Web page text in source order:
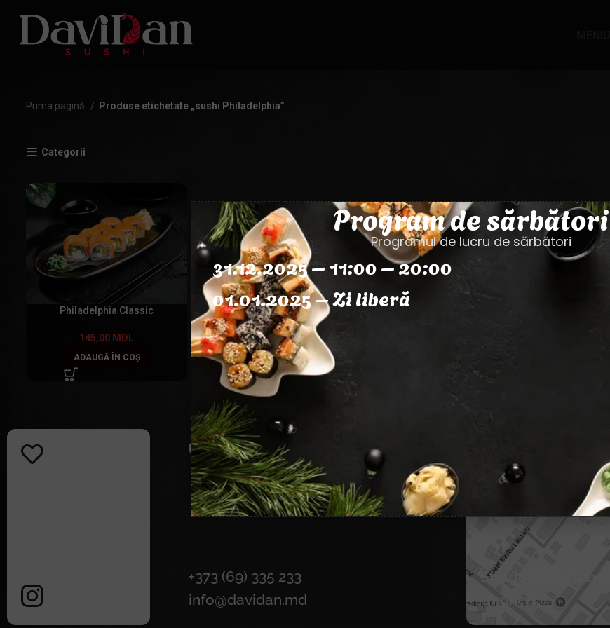
Prima pagină Produse etichetate „sushi Philadelphia”
Categorii
Philadelphia Classic
145,00 MDL
ADAUGĂ ÎN COȘ
+373 (69) 335 233
info@davidan.md
Strada Nationala 15
Ungheni
Program de sărbători
Programul de lucru de sărbători
31.12.2025 – 11:00 – 20:00
01.01.2025 – Zi liberă